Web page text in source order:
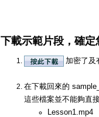
下載示範片段，確
加密了及
在下載回來的
這些檔案並不能夠直
Lesson1.mp4